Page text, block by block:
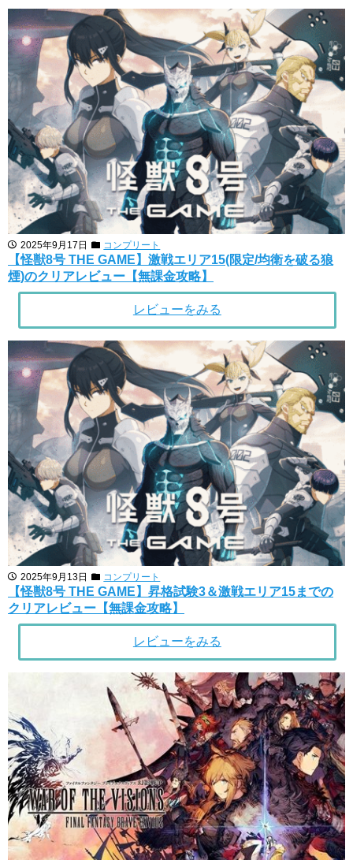
2025年9月17日 コンプリート
【怪獣8号 THE GAME】激戦エリア15(限定/均衛を破る狼
煙)のクリアレビュー【無課金攻略】
レビューをみる
2025年9月13日 コンプリート
【怪獣8号 THE GAME】昇格試験3＆激戦エリア15までの
クリアレビュー【無課金攻略】
レビューをみる